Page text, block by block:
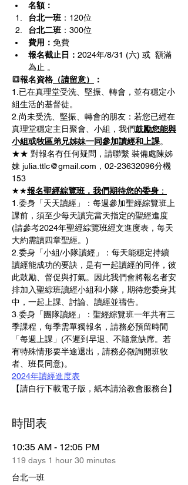
名額：
台北一班 ：120位
台北二班 ：300位
費用： 免費
報名截止日： 2024年/8/31 (六) 或  額滿
為止 。
🔳報名資格 （請留意）
：
1.已在真理堂受洗、堅振、轉會，並有穩定小
組生活的基督徒。
2.尚未受洗、堅振、轉會的朋友：若您已經在
真理堂穩定主日聚會、小組，我們鼓勵您能與
小組或牧區弟兄姊妹一同參加讀經和上課。
★★ 對報名有任何疑問，請聯繫 裝備處陳姊
妹 julia.ttlc@gmail.com，02-23632096分機
153
★★報名聖經綜覽班，我們期待您的委身 ：
1.委身「天天讀經」：每週參加聖經綜覽班上
課前，須至少每天讀完當天指定的聖經進度
(請參考2024年聖經綜覽班經文進度表，每天
大約需讀四章聖經。)
2.委身「小組/小隊讀經」：每天能穩定持續
讀經能成功的要訣，是有一起讀經的同伴，彼
此鼓勵、督促與打氣。因此我們會將報名者安
排加入聖綜班讀經小組和小隊，期待您委身其
中，一起上課、討論、讀經並禱告。
3.委身「團隊讀經」：聖經綜覽班一年共有三
季課程，每季需單獨報名，請務必預留時間
「每週上課」(不遲到早退、不隨意缺席。若
有特殊情形要半途退出，請務必徵詢開班牧
者、班長同意)。
2024年讀經進度表
【請自行下載電子版，紙本請洽教會服務台】
時間表
10:35 AM - 12:05 PM
119 days 1 hour 30 minutes
台北一班